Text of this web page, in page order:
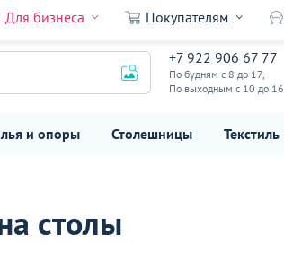
Для бизнеса Покупателям
+7 922 906 67 77
По будням с 8 до 17,
По выходным с 10 до 16
и опоры Столешницы Текстиль
столы